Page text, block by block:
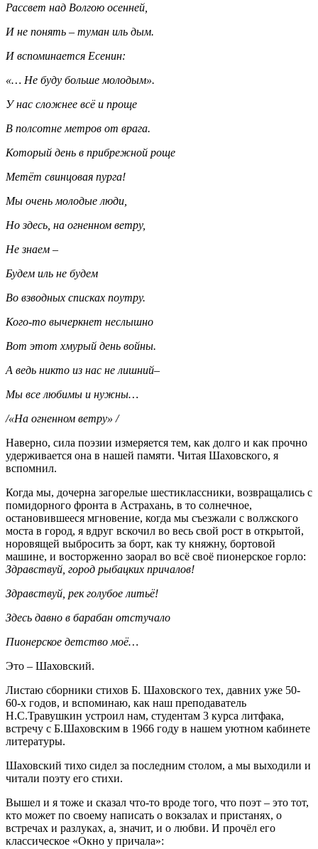
Рассвет над Волгою осенней,
И не понять – туман иль дым.
И вспоминается Есенин:
«… Не буду больше молодым».
У нас сложнее всё и проще
В полсотне метров от врага.
Который день в прибрежной роще
Метёт свинцовая пурга!
Мы очень молодые люди,
Но здесь, на огненном ветру,
Не знаем –
Будем иль не будем
Во взводных списках поутру.
Кого-то вычеркнет неслышно
Вот этот хмурый день войны.
А ведь никто из нас не лишний–
Мы все любимы и нужны…
/«На огненном ветру» /
Наверно, сила поэзии измеряется тем, как долго и как прочно
удерживается она в нашей памяти. Читая Шаховского, я
вспомнил.
Когда мы, дочерна загорелые шестиклассники, возвращались с
помидорного фронта в Астрахань, в то солнечное,
остановившееся мгновение, когда мы съезжали с волжского
моста в город, я вдруг вскочил во весь свой рост в открытой,
норовящей выбросить за борт, как ту княжну, бортовой
машине, и восторженно заорал во всё своё пионерское горло:
Здравствуй, город рыбацких причалов!
Здравствуй, рек голубое литьё!
Здесь давно в барабан отстучало
Пионерское детство моё…
Это – Шаховский.
Листаю сборники стихов Б. Шаховского тех, давних уже 50-
60-х годов, и вспоминаю, как наш преподаватель
Н.С.Травушкин устроил нам, студентам 3 курса литфака,
встречу с Б.Шаховским в 1966 году в нашем уютном кабинете
литературы.
Шаховский тихо сидел за последним столом, а мы выходили и
читали поэту его стихи.
Вышел и я тоже и сказал что-то вроде того, что поэт – это тот,
кто может по своему написать о вокзалах и пристанях, о
встречах и разлуках, а, значит, и о любви. И прочёл его
классическое «Окно у причала»: